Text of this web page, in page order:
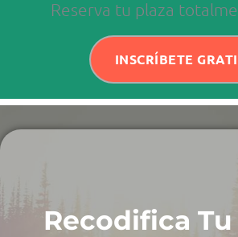
Reserva tu plaza
INSCRÍBETE
Recodifica Tu